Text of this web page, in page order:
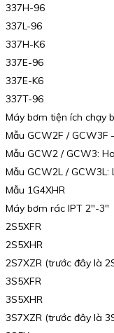
337H-96
337L-96
337H-K6
337E-96
337E-K6
337T-96
Máy bơm tiện ích chạy
Mẫu GCW2F / GCW3F
Mẫu GCW2 / GCW3:
Mẫu GCW2L / GCW3L:
Mẫu 1G4XHR
Máy bơm rác IPT 2″-3″
2S5XFR
2S5XHR
2S7XZR (trước đây là
3S5XFR
3S5XHR
3S7XZR (trước đây là